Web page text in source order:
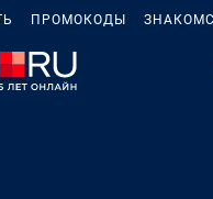
ПРОМОКОДЫ